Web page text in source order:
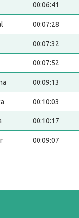
00:06:41
00:07:28
00:07:32
00:07:52
00:09:13
00:10:03
00:10:17
00:09:07